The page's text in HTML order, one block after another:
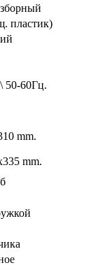
пластик)
50-60Гц.
mm.
mm.